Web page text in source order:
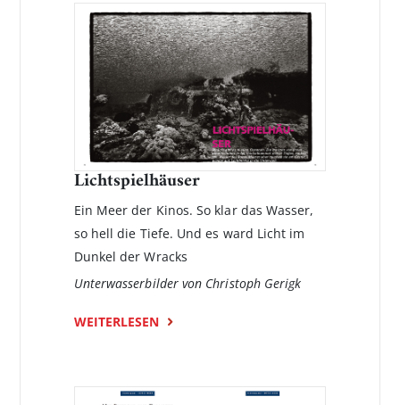
Lichtspielhäuser
Ein Meer der Kinos. So klar das Wasser,
so hell die Tiefe. Und es ward Licht im
Dunkel der Wracks
Unterwasserbilder von Christoph Gerigk
WEITERLESEN